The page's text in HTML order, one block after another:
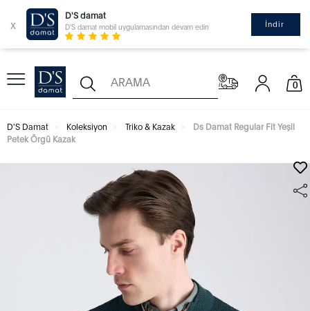
x
D'S damat
D'S damat mobil uygulamasından devam edin İndir
0
D'S Damat Koleksiyon Triko & Kazak
Ds Damat Regular Fit Yeşil
Petek Örgü Kazak